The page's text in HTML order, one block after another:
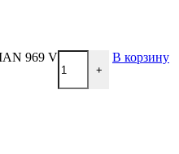
969 V
+
В корзину